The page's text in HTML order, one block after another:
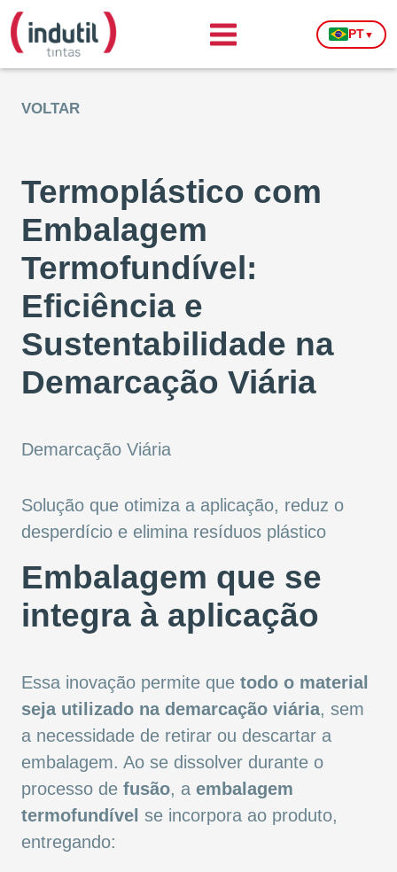
PT▼
VOLTAR
Termoplástico com
Embalagem
Termofundível:
Eficiência e
Sustentabilidade na
Demarcação Viária
Demarcação Viária
Solução que otimiza a aplicação, reduz o
desperdício e elimina resíduos plástico
Embalagem que se
integra à aplicação
Essa inovação permite que todo o material
seja utilizado na demarcação viária, sem
a necessidade de retirar ou descartar a
embalagem. Ao se dissolver durante o
processo de fusão, a embalagem
termofundível se incorpora ao produto,
entregando: